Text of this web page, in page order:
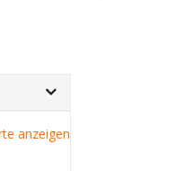
anzeigen